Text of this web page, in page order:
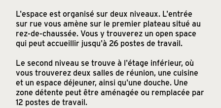
L'espace est organisé sur deux niveaux. L'entrée
sur rue vous amène sur le premier plateau situé au
rez-de-chaussée. Vous y trouverez un open space
qui peut accueillir jusqu'à 26 postes de travail.
Le second niveau se trouve à l'étage inférieur, où
vous trouverez deux salles de réunion, une cuisine
et un espace déjeuner, ainsi qu'une douche. Une
zone détente peut être aménagée ou remplacée par
12 postes de travail.